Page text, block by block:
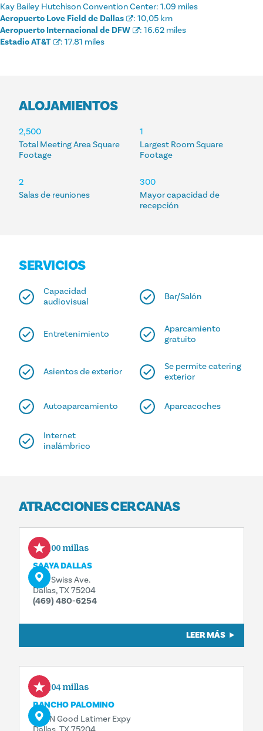
Kay Bailey Hutchison Convention Center: 1.09 miles
Aeropuerto Love Field de Dallas
: 10,05 km
Aeropuerto Internacional de DFW
: 16.62 miles
Estadio AT&T
: 17.81 miles
ALOJAMIENTOS
ALOJAMIENTOS
Total Meeting Area Square
Footage
2,500
Largest Room Square
Footage
1
Salas de reuniones
2
Mayor capacidad de
recepción
300
SERVICIOS
Capacidad
audiovisual
Bar/Salón
Entretenimiento
Aparcamiento
gratuito
Asientos de exterior
Se permite catering
exterior
Autoaparcamiento Aparcacoches
Internet
inalámbrico
ATRACCIONES CERCANAS
0,00 millas
SAAYA DALLAS
2511 Swiss Ave.
Dallas, TX 75204
(469) 480-6254
LEER MÁS
0,04 millas
RANCHO PALOMINO
505 N Good Latimer Expy